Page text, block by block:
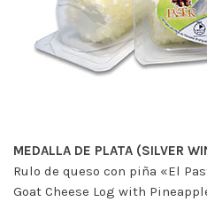
MEDALLA DE PLATA (SILVER
Rulo de queso con piña «El
Goat Cheese Log with